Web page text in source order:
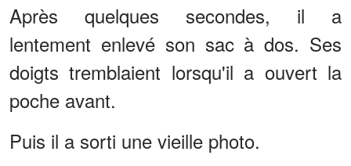
Après quelques secondes, il a
lentement enlevé son sac à dos. Ses
doigts tremblaient lorsqu'il a ouvert la
poche avant.
Puis il a sorti une vieille photo.